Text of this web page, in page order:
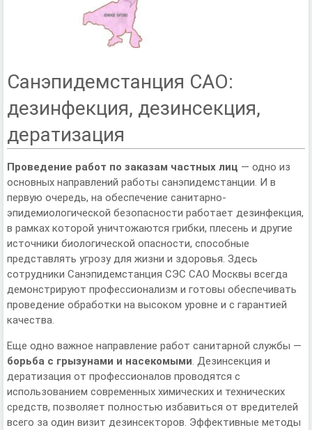
Санэпидемстанция САО:
дезинфекция, дезинсекция,
дератизация
Проведение работ по заказам частных лиц — одно из
основных направлений работы санэпидемстанции. И в
первую очередь, на обеспечение санитарно-
эпидемиологической безопасности работает дезинфекция,
в рамках которой уничтожаются грибки, плесень и другие
источники биологической опасности, способные
представлять угрозу для жизни и здоровья. Здесь
сотрудники Санэпидемстанция СЭС САО Москвы всегда
демонстрируют профессионализм и готовы обеспечивать
проведение обработки на высоком уровне и с гарантией
качества.
Еще одно важное направление работ санитарной службы —
борьба с грызунами и насекомыми. Дезинсекция и
дератизация от профессионалов проводятся с
использованием современных химических и технических
средств, позволяет полностью избавиться от вредителей
всего за один визит дезинсекторов. Эффективные методы